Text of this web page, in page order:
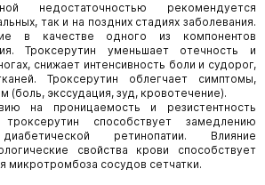
недостаточностью рекомендуется
так и на поздних стадиях заболевания.
в качестве одного из компонентов
Троксерутин уменьшает отечность и
снижает интенсивность боли и судорог,
Троксерутин облегчает симптомы,
(боль, экссудация, зуд, кровотечение).
на проницаемость и резистентность
способствует замедлению
ретинопатии. Влияние
свойства крови способствует
микротромбоза сосудов сетчатки.